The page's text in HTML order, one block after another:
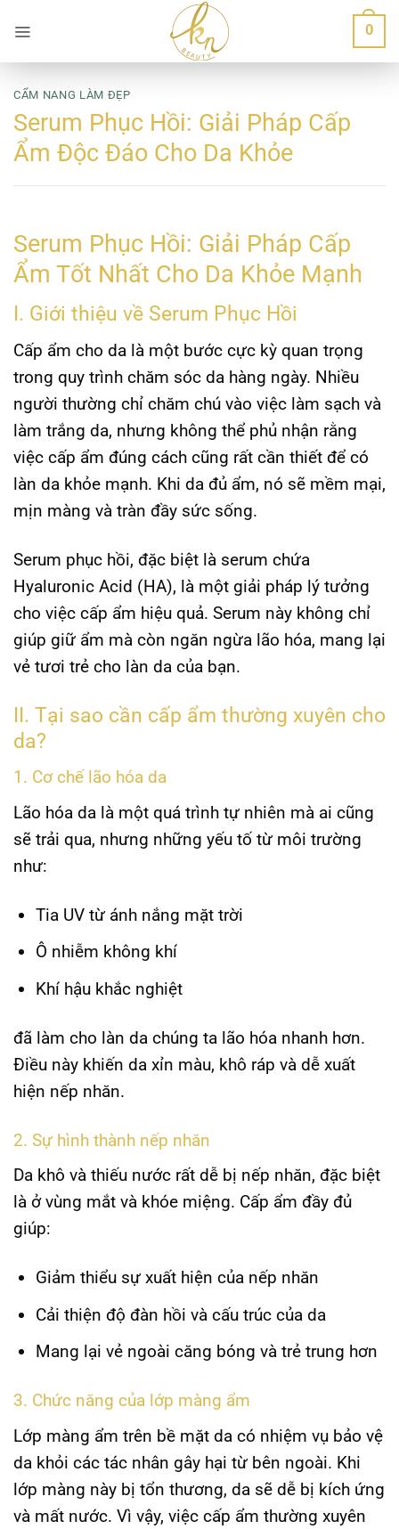
qua
nội
dung
0
CẨM NANG LÀM ĐẸP
Serum Phục Hồi: Giải Pháp Cấp
Ẩm Độc Đáo Cho Da Khỏe
Serum Phục Hồi: Giải Pháp Cấp
Ẩm Tốt Nhất Cho Da Khỏe Mạnh
I. Giới thiệu về Serum Phục Hồi
Cấp ẩm cho da là một bước cực kỳ quan trọng
trong quy trình chăm sóc da hàng ngày. Nhiều
người thường chỉ chăm chú vào việc làm sạch và
làm trắng da, nhưng không thể phủ nhận rằng
việc cấp ẩm đúng cách cũng rất cần thiết để có
làn da khỏe mạnh. Khi da đủ ẩm, nó sẽ mềm mại,
mịn màng và tràn đầy sức sống.
Serum phục hồi, đặc biệt là serum chứa
Hyaluronic Acid (HA), là một giải pháp lý tưởng
cho việc cấp ẩm hiệu quả. Serum này không chỉ
giúp giữ ẩm mà còn ngăn ngừa lão hóa, mang lại
vẻ tươi trẻ cho làn da của bạn.
II. Tại sao cần cấp ẩm thường xuyên cho
da?
1. Cơ chế lão hóa da
Lão hóa da là một quá trình tự nhiên mà ai cũng
sẽ trải qua, nhưng những yếu tố từ môi trường
như:
Tia UV từ ánh nắng mặt trời
Ô nhiễm không khí
Khí hậu khắc nghiệt
đã làm cho làn da chúng ta lão hóa nhanh hơn.
Điều này khiến da xỉn màu, khô ráp và dễ xuất
hiện nếp nhăn.
2. Sự hình thành nếp nhăn
Da khô và thiếu nước rất dễ bị nếp nhăn, đặc biệt
là ở vùng mắt và khóe miệng. Cấp ẩm đầy đủ
giúp:
Giảm thiểu sự xuất hiện của nếp nhăn
Cải thiện độ đàn hồi và cấu trúc của da
Mang lại vẻ ngoài căng bóng và trẻ trung hơn
3. Chức năng của lớp màng ẩm
Lớp màng ẩm trên bề mặt da có nhiệm vụ bảo vệ
da khỏi các tác nhân gây hại từ bên ngoài. Khi
lớp màng này bị tổn thương, da sẽ dễ bị kích ứng
và mất nước. Vì vậy, việc cấp ẩm thường xuyên